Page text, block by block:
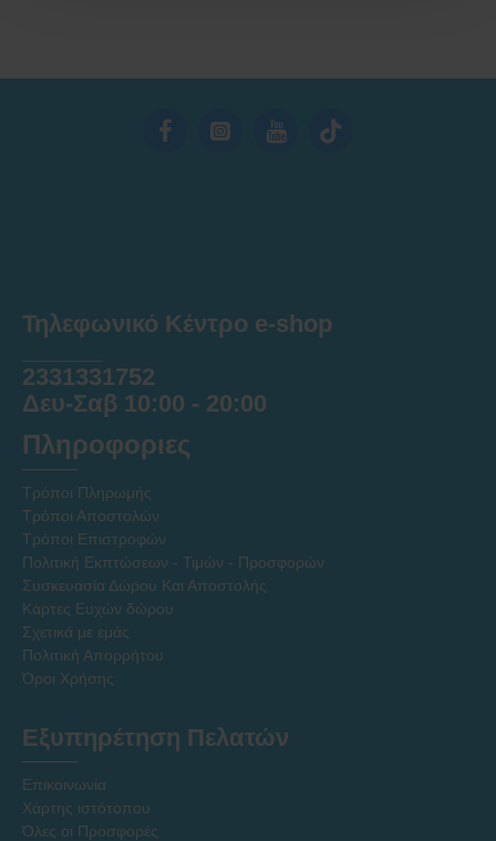
Τηλεφωνικό Κέντρο e-shop
2331331752
Δευ-Σαβ 10:00 - 20:00
Πληροφοριες
Τρόποι Πληρωμής
Τρόποι Αποστολών
Τρόποι Επιστροφών
Πολιτική Εκπτώσεων - Τιμών - Προσφορών
Συσκευασία Δώρου Και Αποστολής
Κάρτες Ευχών δώρου
Σχετικά με εμάς
Πολιτική Απορρήτου
Όροι Χρήσης
Εξυπηρέτηση Πελατών
Επικοινωνία
Χάρτης ιστότοπου
Όλες οι Προσφορές